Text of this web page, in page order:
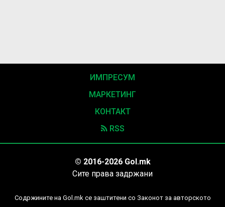
ИМПРЕСУМ
МАРКЕТИНГ
КОНТАКТ
RSS
© 2016-2026 Gol.mk
Сите права задржани
Содржините на Gol.mk се заштитени со Законот за авторското